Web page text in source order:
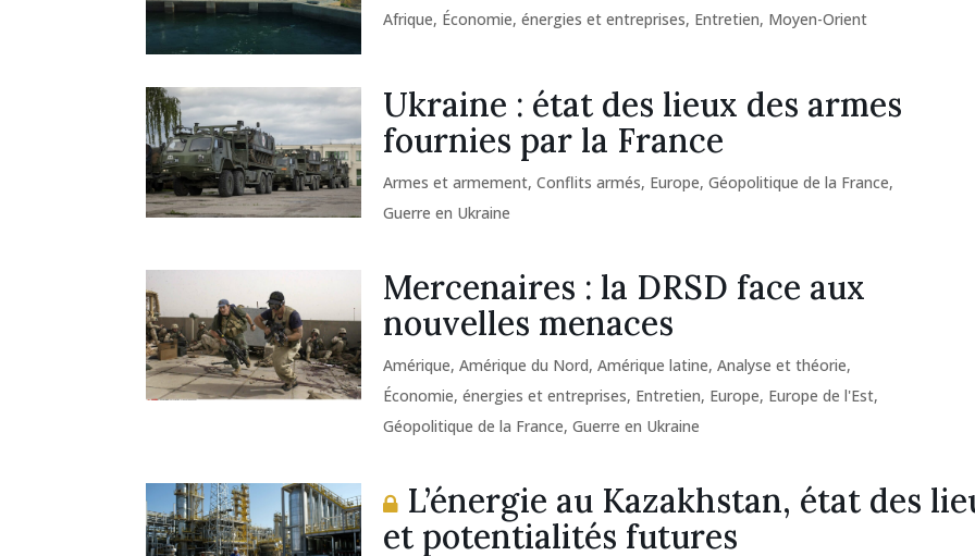
Afrique, Économie, énergies et entreprises, Entretien, Moyen-Orient
Ukraine : état des lieux des armes
fournies par la France
Armes et armement,Conflits armés, Europe,Géopolitique de la France,
Guerre en Ukraine
Mercenaires : la DRSD face aux
nouvelles menaces
Amérique,Amérique du Nord,Amérique latine,Analyse et théorie,
Économie, énergies et entreprises, Entretien, Europe, Europe de l'Est,
Géopolitique de la France,Guerre en Ukraine
L’énergie au Kazakhstan, état des
et potentialités futures